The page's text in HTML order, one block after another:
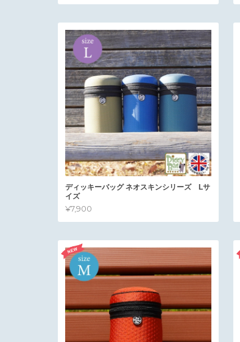
ディッキーバッグ ネオスキンシリーズ Lサ
イズ
¥7,900